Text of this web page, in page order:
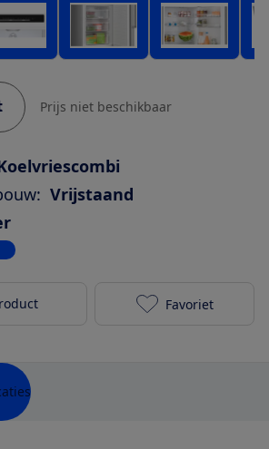
Prijs niet beschikbaar
Vrijstaand
Bosch
Favoriet